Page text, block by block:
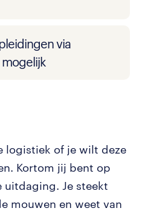
via
mogelijk
logistiek of je wilt deze
Kortom jij bent op
uitdaging. Je steekt
mouwen en weet van